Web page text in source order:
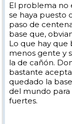
El problema no
se haya puesto
paso de
base que,
Lo que hay que
menos gente y
la de cañón.
bastante
quedado la
del mundo para
fuertes.